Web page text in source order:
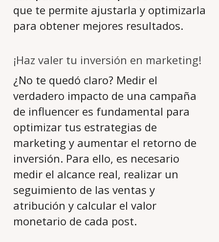
que te permite ajustarla y optimizarla
para obtener mejores resultados.
¡Haz valer tu inversión en marketing!
¿No te quedó claro? Medir el
verdadero impacto de una campaña
de influencer es fundamental para
optimizar tus estrategias de
marketing y aumentar el retorno de
inversión. Para ello, es necesario
medir el alcance real, realizar un
seguimiento de las ventas y
atribución y calcular el valor
monetario de cada post.